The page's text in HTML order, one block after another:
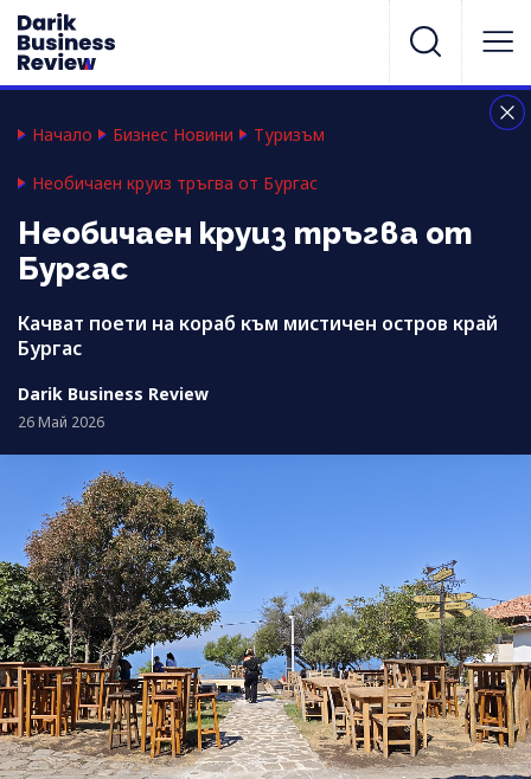
Начало Бизнес Новини Туризъм
Необичаен круиз тръгва от Бургас
Необичаен круиз тръгва от
Бургас
Качват поети на кораб към мистичен остров край
Бургас
Darik Business Review
26 Май 2026